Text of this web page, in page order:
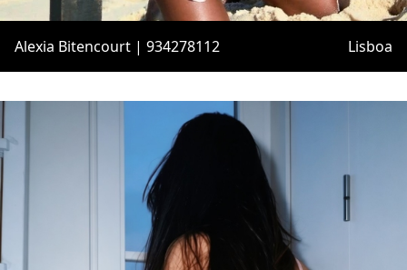
Alexia Bitencourt | 934278112 Lisboa